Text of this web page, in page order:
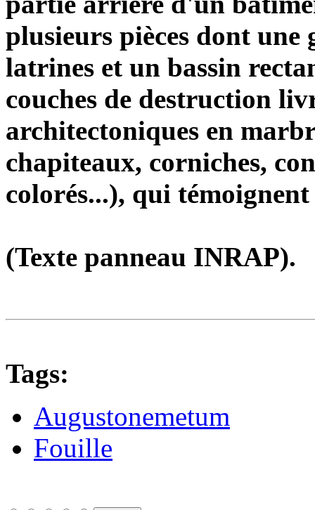
plusieurs pièces dont
latrines et un bassin
couches de destruction
architectoniques en
chapiteaux, corniches,
colorés...), qui
(Texte panneau INRAP).
Tags:
Augustonemetum
Fouille